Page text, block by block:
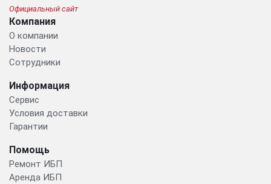
Официальный сайт
Компания
О компании
Новости
Сотрудники
Информация
Сервис
Условия доставки
Гарантии
Помощь
Ремонт ИБП
Аренда ИБП